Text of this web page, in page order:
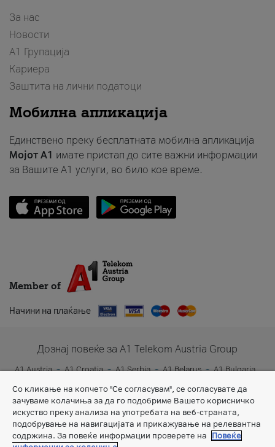
За нас
Новости
А1 Групација
Кариера
Заштита на лични податоци
Мобилна апликација
Единствено преку бесплатната мобилна апликација
Мојот A1 имате пристап до сите важни информации
за Вашите A1 услуги, во било кое време.
Member of
Начини на плаќање
Дознај повеќе за A1 Telekom Austria Group
A1 Austria A1 Croatia A1 Serbia A1 Belarus
A1 Bulgaria
Со кликање на копчето "Се согласувам", се согласувате да
зачуваме колачиња за да го подобриме Вашето корисничко
искуство преку анализа на употребата на веб-страната,
подобрување на навигацијата и прикажување на релевантна
содржина. За повеќе информации проверете на
Повеќе